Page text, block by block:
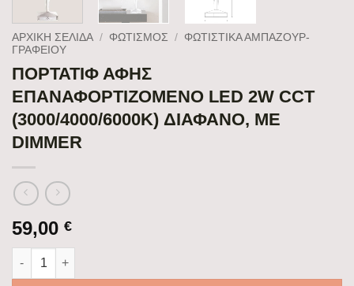
ΑΡΧΙΚΉ ΣΕΛΊΔΑ / ΦΩΤΙΣΜΟΣ / ΦΩΤΙΣΤΙΚΆ ΑΜΠΑΖΟΎΡ-
ΓΡΑΦΕΊΟΥ
ΠΟΡΤΑΤΙΦ ΑΦΗΣ
ΕΠΑΝΑΦΟΡΤΙΖΟΜΕΝΟ LED 2W CCT
(3000/4000/6000Κ) ΔΙΑΦΑΝΟ, ΜΕ
DIMMER
59,00 €
ΠΟΡΤΑΤΙΦ ΑΦΗΣ ΕΠΑΝΑΦΟΡΤΙΖΟΜΕΝΟ LED 2W CCT (3000/